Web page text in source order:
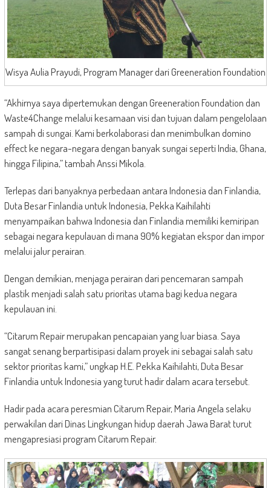
Wisya Aulia Prayudi, Program Manager dari Greeneration Foundation
“Akhirnya saya dipertemukan dengan Greeneration Foundation dan
Waste4Change melalui kesamaan visi dan tujuan dalam pengelolaan
sampah di sungai. Kami berkolaborasi dan menimbulkan domino
effect ke negara-negara dengan banyak sungai seperti India, Ghana,
hingga Filipina,” tambah Anssi Mikola.
Terlepas dari banyaknya perbedaan antara Indonesia dan Finlandia,
Duta Besar Finlandia untuk Indonesia, Pekka Kaihilahti
menyampaikan bahwa Indonesia dan Finlandia memiliki kemiripan
sebagai negara kepulauan di mana 90% kegiatan ekspor dan impor
melalui jalur perairan.
Dengan demikian, menjaga perairan dari pencemaran sampah
plastik menjadi salah satu prioritas utama bagi kedua negara
kepulauan ini.
“Citarum Repair merupakan pencapaian yang luar biasa. Saya
sangat senang berpartisipasi dalam proyek ini sebagai salah satu
sektor prioritas kami,” ungkap H.E. Pekka Kaihilahti, Duta Besar
Finlandia untuk Indonesia yang turut hadir dalam acara tersebut.
Hadir pada acara peresmian Citarum Repair, Maria Angela selaku
perwakilan dari Dinas Lingkungan hidup daerah Jawa Barat turut
mengapresiasi program Citarum Repair.